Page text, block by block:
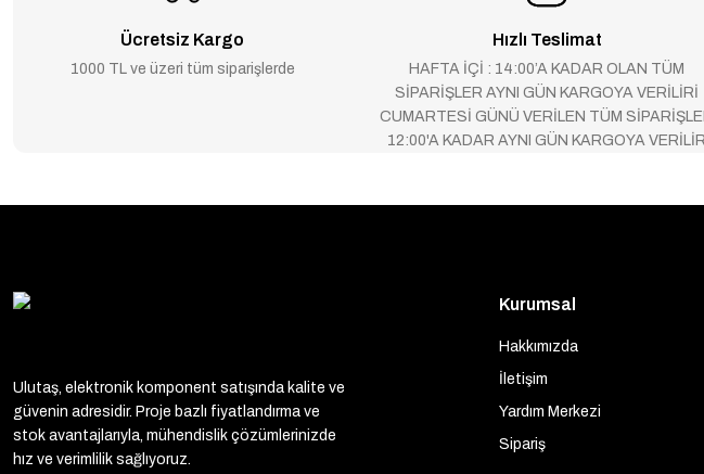
Ücretsiz Kargo
1000 TL ve üzeri tüm siparişlerde
Hızlı Teslimat
HAFTA İÇİ : 14:00’A KADAR OLAN TÜM
SİPARİŞLER AYNI GÜN KARGOYA VERİLİRİ
CUMARTESİ GÜNÜ VERİLEN TÜM
12:00'A KADAR AYNI GÜN KARGOYA VERİLİR
Ulutaş, elektronik komponent satışında kalite ve
güvenin adresidir. Proje bazlı fiyatlandırma ve
stok avantajlarıyla, mühendislik çözümlerinizde
hız ve verimlilik sağlıyoruz.
Kurumsal
Hakkımızda
İletişim
Yardım Merkezi
Sipariş